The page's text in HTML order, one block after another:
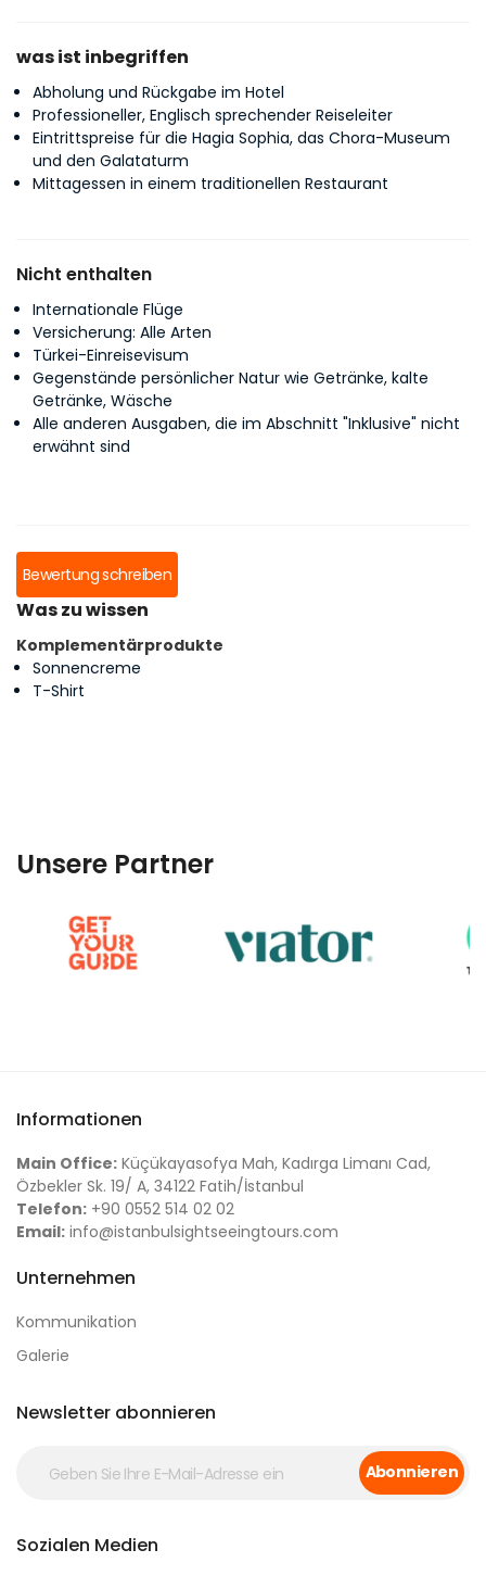
was ist inbegriffen
Abholung und Rückgabe im Hotel
Professioneller, Englisch sprechender Reiseleiter
Eintrittspreise für die Hagia Sophia, das Chora-Museum
und den Galataturm
Mittagessen in einem traditionellen Restaurant
Nicht enthalten
Internationale Flüge
Versicherung: Alle Arten
Türkei-Einreisevisum
Gegenstände persönlicher Natur wie Getränke, kalte
Getränke, Wäsche
Alle anderen Ausgaben, die im Abschnitt "Inklusive" nicht
erwähnt sind
Bewertung schreiben
Was zu wissen
Komplementärprodukte
Sonnencreme
T-Shirt
Unsere Partner
Informationen
Main Office: Küçükayasofya Mah, Kadırga Limanı Cad,
Özbekler Sk. 19/ A, 34122 Fatih/İstanbul
Telefon: +90 0552 514 02 02
Email: info@istanbulsightseeingtours.com
Unternehmen
Kommunikation
Galerie
Newsletter abonnieren
Abonnieren
Sozialen Medien